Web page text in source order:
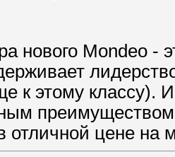
нового Mondeo -
к этому классу).
в отличной цене